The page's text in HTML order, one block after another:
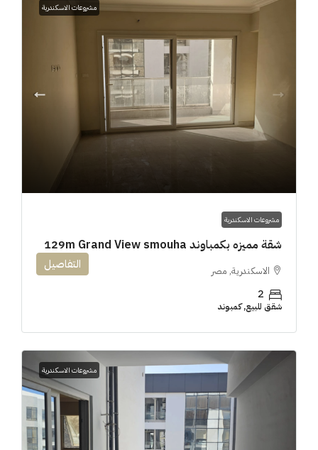
مشروعات الاسكندرية
مشروعات الاسكندرية
شقة مميزه بكمباوند 129m Grand View smouha
الاسكندرية, مصر
2
شقق للبيع, كمبوند
التفاصيل
مشروعات الاسكندرية